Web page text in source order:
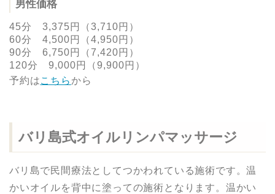
男性価格
45分 3,375円（3,710円）
60分 4,500円（4,950円）
90分 6,750円（7,420円）
120分 9,000円（9,900円）
予約はこちら から
バリ島式オイルリンパマッサージ
バリ島で民間療法としてつかわれている施術です。温
かいオイルを背中に塗っての施術となります。温かい